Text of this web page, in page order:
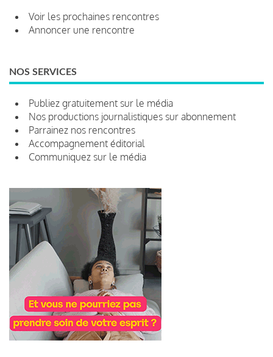
Voir les prochaines rencontres
Annoncer une rencontre
NOS SERVICES
Publiez gratuitement sur le média
Nos productions journalistiques sur abonnement
Parrainez nos rencontres
Accompagnement éditorial
Communiquez sur le média